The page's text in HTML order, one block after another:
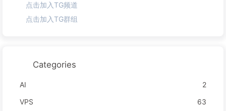
点击加入TG频道
点击加入TG群组
Categories
AI
2
VPS
63